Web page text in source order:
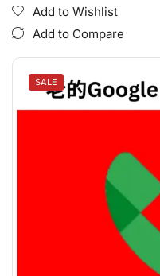
Add to Wishlist
Add to Compare
SALE